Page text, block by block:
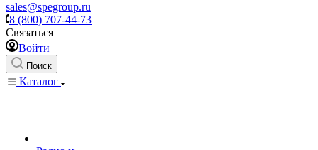
sales@spegroup.ru
8 (800) 707-44-73
Связаться
Войти
Поиск
Каталог